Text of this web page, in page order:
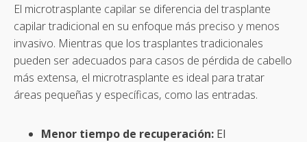
El microtrasplante capilar se diferencia del trasplante
capilar tradicional en su enfoque más preciso y menos
invasivo. Mientras que los trasplantes tradicionales
pueden ser adecuados para casos de pérdida de cabello
más extensa, el microtrasplante es ideal para tratar
áreas pequeñas y específicas, como las entradas.
Menor tiempo de recuperación: El